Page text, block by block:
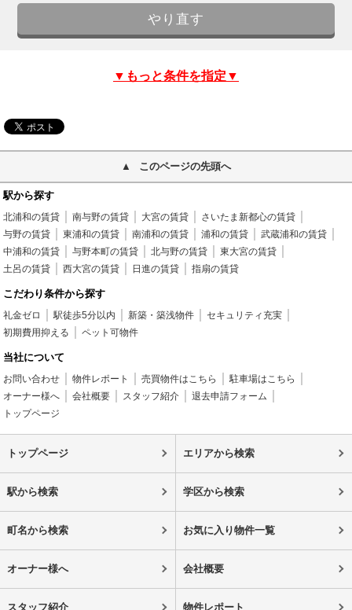
▼もっと条件を指定▼
このページの先頭へ
駅から探す
北浦和の賃貸 南与野の賃貸 大宮の賃貸
さいたま新都心の賃貸
与野の賃貸
東浦和の賃貸 南浦和の賃貸 浦和の賃貸
武蔵浦和の賃貸
中浦和の賃貸
与野本町の賃貸 北与野の賃貸
東大宮の賃貸
土呂の賃貸
西大宮の賃貸 日進の賃貸 指扇の賃貸
こだわり条件から探す
礼金ゼロ 駅徒歩5分以内 新築・築浅物件
セキュリティ充実
初期費用抑える
ペット可物件
当社について
お問い合わせ 物件レポート 売買物件はこちら
駐車場はこちら
オーナー様へ
会社概要 スタッフ紹介
退去申請フォーム
トップページ
トップページ エリアから検索
駅から検索 学区から検索
町名から検索 お気に入り物件一覧
オーナー様へ 会社概要
スタッフ紹介 物件レポート